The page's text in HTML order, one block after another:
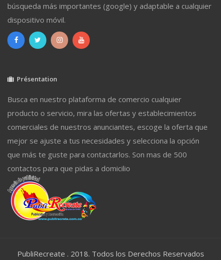
búsqueda más importantes (google) y adaptable a cualquier
dispositivo móvil.
Présentation
Busca en nuestro plataforma de comercio cualquier
producto o servicio, mira las ofertas y establecimientos
comerciales de nuestros anunciantes, escoge la oferta que
mejor se ajuste a tus necesidades y selecciona la opción
que más te guste para contactarlos. Son mas de 500
contactos para que pidas a domicilio
PubliRecreate . 2018. Todos los Derechos Reservados